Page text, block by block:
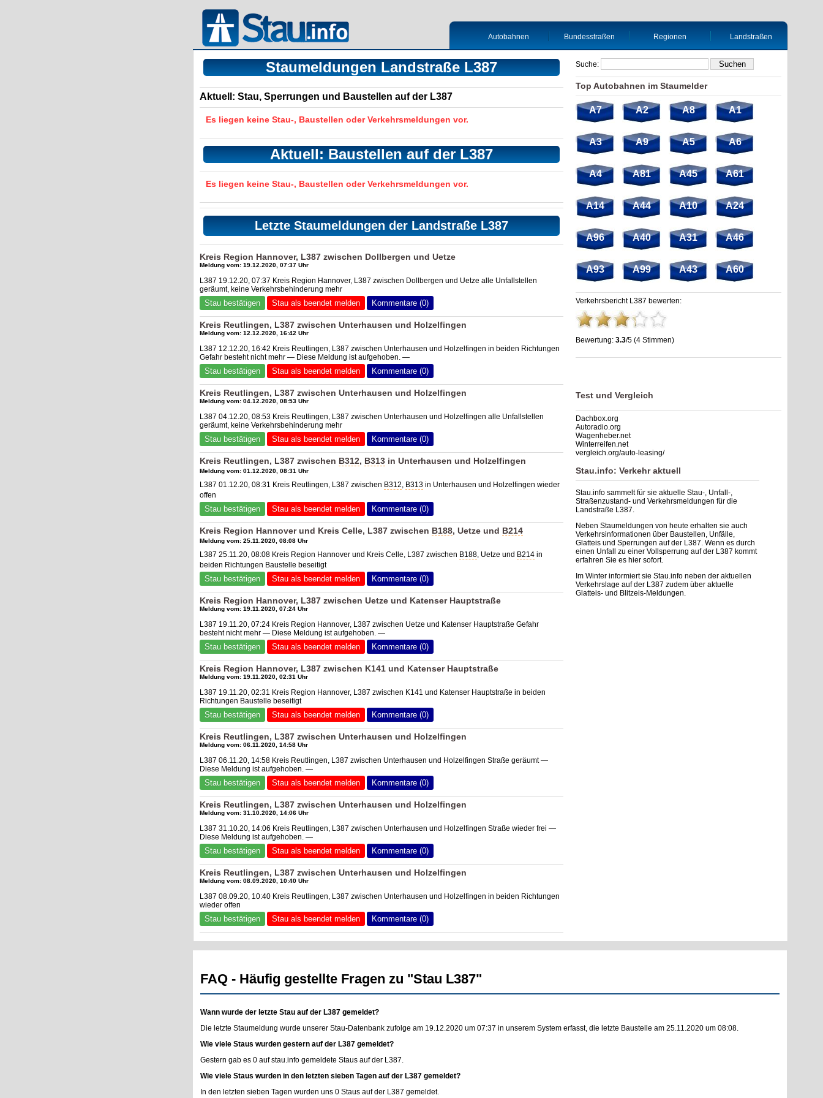
Autobahnen Bundesstraßen Regionen Landstraßen
Staumeldungen Landstraße L387
Aktuell: Stau, Sperrungen und Baustellen auf der L387
Es liegen keine Stau-, Baustellen oder Verkehrsmeldungen vor.
Aktuell: Baustellen auf der L387
Es liegen keine Stau-, Baustellen oder Verkehrsmeldungen vor.
Letzte Staumeldungen der Landstraße L387
Kreis Region Hannover, L387 zwischen Dollbergen und Uetze
Meldung vom: 19.12.2020, 07:37 Uhr
L387 19.12.20, 07:37 Kreis Region Hannover, L387 zwischen Dollbergen und Uetze alle Unfallstellen
geräumt, keine Verkehrsbehinderung mehr
Stau bestätigen Stau als beendet melden Kommentare (0)
Kreis Reutlingen, L387 zwischen Unterhausen und Holzelfingen
Meldung vom: 12.12.2020, 16:42 Uhr
L387 12.12.20, 16:42 Kreis Reutlingen, L387 zwischen Unterhausen und Holzelfingen in beiden Richtungen
Gefahr besteht nicht mehr — Diese Meldung ist aufgehoben. —
Stau bestätigen Stau als beendet melden Kommentare (0)
Kreis Reutlingen, L387 zwischen Unterhausen und Holzelfingen
Meldung vom: 04.12.2020, 08:53 Uhr
L387 04.12.20, 08:53 Kreis Reutlingen, L387 zwischen Unterhausen und Holzelfingen alle Unfallstellen
geräumt, keine Verkehrsbehinderung mehr
Stau bestätigen Stau als beendet melden Kommentare (0)
Kreis Reutlingen, L387 zwischen B312, B313 in Unterhausen und Holzelfingen
Meldung vom: 01.12.2020, 08:31 Uhr
L387 01.12.20, 08:31 Kreis Reutlingen, L387 zwischen B312, B313 in Unterhausen und Holzelfingen wieder
offen
Stau bestätigen Stau als beendet melden Kommentare (0)
Kreis Region Hannover und Kreis Celle, L387 zwischen B188, Uetze und B214
Meldung vom: 25.11.2020, 08:08 Uhr
L387 25.11.20, 08:08 Kreis Region Hannover und Kreis Celle, L387 zwischen B188, Uetze und B214 in
beiden Richtungen Baustelle beseitigt
Stau bestätigen Stau als beendet melden Kommentare (0)
Kreis Region Hannover, L387 zwischen Uetze und Katenser Hauptstraße
Meldung vom: 19.11.2020, 07:24 Uhr
L387 19.11.20, 07:24 Kreis Region Hannover, L387 zwischen Uetze und Katenser Hauptstraße Gefahr
besteht nicht mehr — Diese Meldung ist aufgehoben. —
Stau bestätigen Stau als beendet melden Kommentare (0)
Kreis Region Hannover, L387 zwischen K141 und Katenser Hauptstraße
Meldung vom: 19.11.2020, 02:31 Uhr
L387 19.11.20, 02:31 Kreis Region Hannover, L387 zwischen K141 und Katenser Hauptstraße in beiden
Richtungen Baustelle beseitigt
Stau bestätigen Stau als beendet melden Kommentare (0)
Kreis Reutlingen, L387 zwischen Unterhausen und Holzelfingen
Meldung vom: 06.11.2020, 14:58 Uhr
L387 06.11.20, 14:58 Kreis Reutlingen, L387 zwischen Unterhausen und Holzelfingen Straße geräumt —
Diese Meldung ist aufgehoben. —
Stau bestätigen Stau als beendet melden Kommentare (0)
Kreis Reutlingen, L387 zwischen Unterhausen und Holzelfingen
Meldung vom: 31.10.2020, 14:06 Uhr
L387 31.10.20, 14:06 Kreis Reutlingen, L387 zwischen Unterhausen und Holzelfingen Straße wieder frei —
Diese Meldung ist aufgehoben. —
Stau bestätigen Stau als beendet melden Kommentare (0)
Kreis Reutlingen, L387 zwischen Unterhausen und Holzelfingen
Meldung vom: 08.09.2020, 10:40 Uhr
L387 08.09.20, 10:40 Kreis Reutlingen, L387 zwischen Unterhausen und Holzelfingen in beiden Richtungen
wieder offen
Stau bestätigen Stau als beendet melden Kommentare (0)
Suche:
Top Autobahnen im Staumelder
A7 A2 A8 A1
A3 A9 A5 A6
A4 A81 A45 A61
A14 A44 A10 A24
A96 A40 A31 A46
A93 A99 A43 A60
Verkehrsbericht L387 bewerten:
Bewertung: 3.3/5 (4 Stimmen)
Stau L387: Unfälle, Sperrung & Baustellen | Staumelder L387
Test und Vergleich
Dachbox.org
Autoradio.org
Wagenheber.net
Winterreifen.net
vergleich.org/auto-leasing/
Stau.info: Verkehr aktuell
Stau.info sammelt für sie aktuelle Stau-, Unfall-,
Straßenzustand- und Verkehrsmeldungen für die
Landstraße L387.
Neben Staumeldungen von heute erhalten sie auch
Verkehrsinformationen über Baustellen, Unfälle,
Glatteis und Sperrungen auf der L387. Wenn es durch
einen Unfall zu einer Vollsperrung auf der L387 kommt
erfahren Sie es hier sofort.
Im Winter informiert sie Stau.info neben der aktuellen
Verkehrslage auf der L387 zudem über aktuelle
Glatteis- und Blitzeis-Meldungen.
FAQ - Häufig gestellte Fragen zu "Stau L387"
Wann wurde der letzte Stau auf der L387 gemeldet?
Die letzte Staumeldung wurde unserer Stau-Datenbank zufolge am 19.12.2020 um 07:37 in unserem System erfasst, die letzte Baustelle am 25.11.2020 um 08:08.
Wie viele Staus wurden gestern auf der L387 gemeldet?
Gestern gab es 0 aufstau.info gemeldete Staus auf der L387.
Wie viele Staus wurden in den letzten sieben Tagen auf der L387 gemeldet?
In den letzten sieben Tagen wurden uns 0 Staus auf der L387 gemeldet.